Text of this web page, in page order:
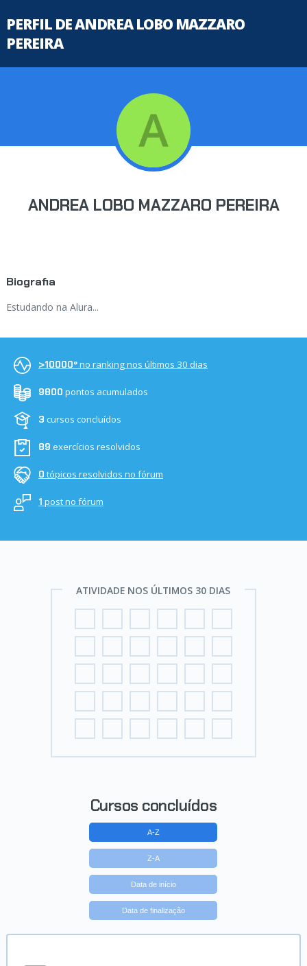
PERFIL DE ANDREA LOBO MAZZARO
PEREIRA
ANDREA LOBO MAZZARO PEREIRA
Biografia
Estudando na Alura...
>10000ºno ranking nos últimos 30 dias
9800 pontos acumulados
3 cursos concluídos
89 exercícios resolvidos
0 tópicos resolvidos no fórum
1 post no fórum
ATIVIDADE NOS ÚLTIMOS 30 DIAS
Cursos concluídos
A-Z
Z-A
Data de início
Data de finalização